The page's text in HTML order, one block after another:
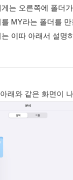
는 오른쪽에 폴더
MY라는 폴더를
이따 아래서 설명
래와 같은 화면이